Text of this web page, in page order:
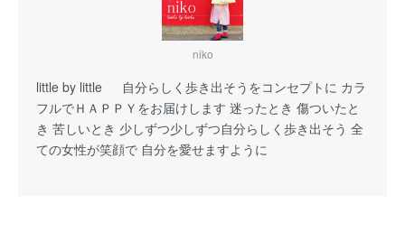
niko
little by little 自分らしく歩き出そうをコンセプトに カラ
フルでＨＡＰＰＹをお届けします 迷ったとき 傷ついたと
き 苦しいとき 少しずつ少しずつ自分らしく歩き出そう 全
ての女性が笑顔で 自分を愛せますように